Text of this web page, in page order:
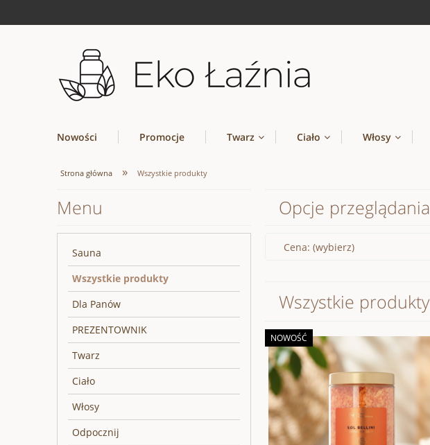
Nowości Promocje Twarz Ciało Włosy
Strona główna » Wszystkie produkty
Menu
Sauna
Wszystkie produkty
Dla Panów
PREZENTOWNIK
Twarz
Ciało
Włosy
Odpocznij
Opcje przeglądania
Cena: (wybierz)
Wszystkie produkty
NOWOŚĆ